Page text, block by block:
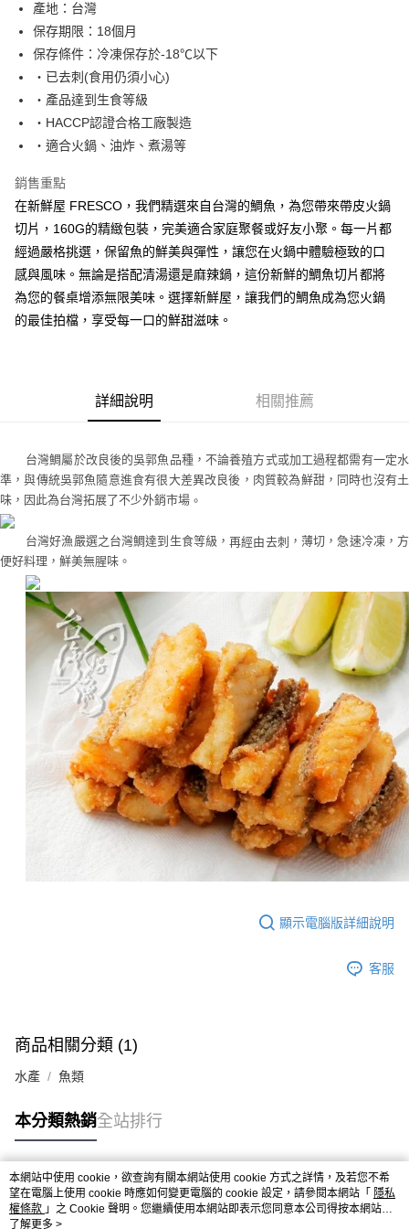
運送方式
每筆NT$225
鮮時配（台北市全區、新北市板橋、三重、中和、永和、新店、新
莊及蘆洲區）
產地：台灣
保存期限：18個月
保存條件：冷凍保存於-18℃以下
‧已去刺(食用仍須小心)
‧產品達到生食等級
‧HACCP認證合格工廠製造
‧適合火鍋、油炸、煮湯等
銷售重點
在新鮮屋 FRESCO，我們精選來自台灣的鯛魚，為您帶來帶皮火鍋
切片，160G的精緻包裝，完美適合家庭聚餐或好友小聚。每一片都
經過嚴格挑選，保留魚的鮮美與彈性，讓您在火鍋中體驗極致的口
感與風味。無論是搭配清湯還是麻辣鍋，這份新鮮的鯛魚切片都將
為您的餐桌增添無限美味。選擇新鮮屋，讓我們的鯛魚成為您火鍋
的最佳拍檔，享受每一口的鮮甜滋味。
詳細說明 相關推薦
台灣鯛屬於改良後的吳郭魚品種，不論養殖方式或加工過程都需有一定水
準，與傳統吳郭魚隨意進食有很大差異改良後，肉質較為鮮甜，同時也沒有土
味，因此為台灣拓展了不少外銷市場 。
台灣好漁嚴選之台灣鯛達到生食等級， 再經由去刺 ，薄切，急速冷凍，方
便好料理，鮮美無腥味。
顯示電腦版詳細說明
客服
商品相關分類 (1)
水產 魚類
本分類熱銷全站排行
熱門標籤
本網站中使用 cookie，欲查詢有關本網站使用 cookie 方式之詳情，及若您不希
望在電腦上使用 cookie 時應如何變更電腦的 cookie 設定，請參閱本網站「 隱私
權條款 」之 Cookie 聲明。您繼續使用本網站即表示您同意本公司得按本網站使
用條款之 Cookie 聲明使用 cookie。
了解更多 >